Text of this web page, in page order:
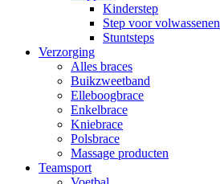
Kinderstep
Step voor volwassenen
Stuntsteps
Verzorging
Alles braces
Buikzweetband
Elleboogbrace
Enkelbrace
Kniebrace
Polsbrace
Massage producten
Teamsport